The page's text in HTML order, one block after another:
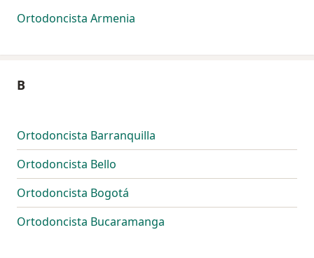
Ortodoncista Armenia
B
Ortodoncista Barranquilla
Ortodoncista Bello
Ortodoncista Bogotá
Ortodoncista Bucaramanga